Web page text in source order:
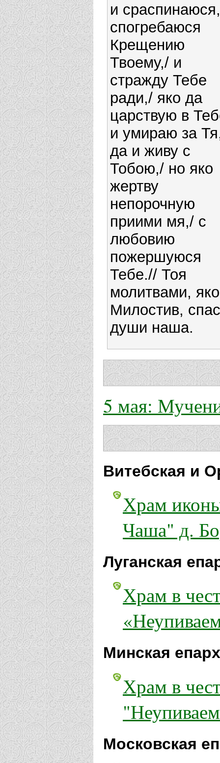
и
спогребаюся
Крещению
Твоему,/ и
стражду Тебе
ради,/ яко да
царствую в
и умираю за
да и живу с
Тобою,/ но яко
жертву
непорочную
приими мя,/ с
любовию
пожершуюся
Тебе.// Тоя
молитвами, яко
Милостив,
души наша.
5 мая:
Витебская и
Храм
Чаша" д.
Луганская
Храм в
Минская
Храм в
Московская